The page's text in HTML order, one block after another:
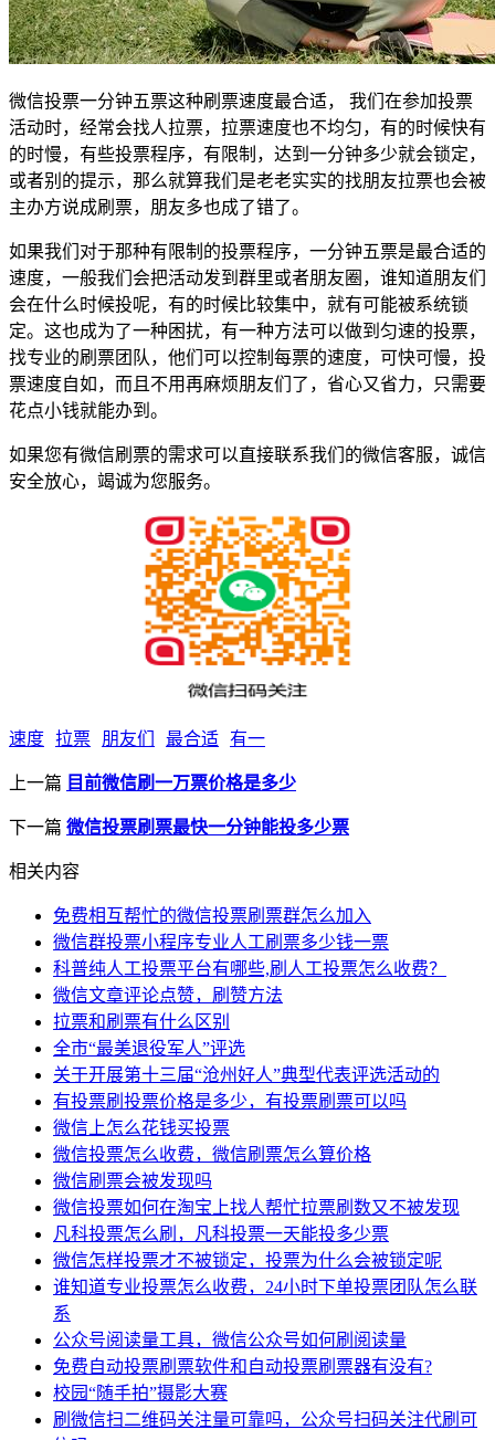
微信投票一分钟五票这种刷票速度最合适， 我们在参加投票
活动时，经常会找人拉票，拉票速度也不均匀，有的时候快有
的时慢，有些投票程序，有限制，达到一分钟多少就会锁定，
或者别的提示，那么就算我们是老老实实的找朋友拉票也会被
主办方说成刷票，朋友多也成了错了。
如果我们对于那种有限制的投票程序，一分钟五票是最合适的
速度，一般我们会把活动发到群里或者朋友圈，谁知道朋友们
会在什么时候投呢，有的时候比较集中，就有可能被系统锁
定。这也成为了一种困扰，有一种方法可以做到匀速的投票，
找专业的刷票团队，他们可以控制每票的速度，可快可慢，投
票速度自如，而且不用再麻烦朋友们了，省心又省力，只需要
花点小钱就能办到。
如果您有微信刷票的需求可以直接联系我们的微信客服，诚信
安全放心，竭诚为您服务。
速度 拉票 朋友们 最合适 有一
上一篇 目前微信刷一万票价格是多少
下一篇 微信投票刷票最快一分钟能投多少票
相关内容
免费相互帮忙的微信投票刷票群怎么加入
微信群投票小程序专业人工刷票多少钱一票
科普纯人工投票平台有哪些,刷人工投票怎么收费？
微信文章评论点赞，刷赞方法
拉票和刷票有什么区别
全市“最美退役军人”评选
关于开展第十三届“沧州好人”典型代表评选活动的
有投票刷投票价格是多少，有投票刷票可以吗
微信上怎么花钱买投票
微信投票怎么收费，微信刷票怎么算价格
微信刷票会被发现吗
微信投票如何在淘宝上找人帮忙拉票刷数又不被发现
凡科投票怎么刷，凡科投票一天能投多少票
微信怎样投票才不被锁定，投票为什么会被锁定呢
谁知道专业投票怎么收费，24小时下单投票团队怎么联
系
公众号阅读量工具，微信公众号如何刷阅读量
免费自动投票刷票软件和自动投票刷票器有没有?
校园“随手拍”摄影大赛
刷微信扫二维码关注量可靠吗，公众号扫码关注代刷可